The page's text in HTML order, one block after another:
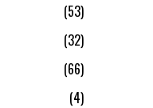
53
32
66
4